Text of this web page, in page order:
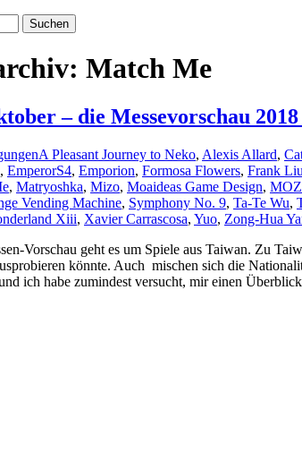
Match Me
– die Messevorschau
A Pleasant Journey to Neko, Alexis Allard,
, EmperorS4, Emporion, Formosa Flowers, Frank Liu
, Matryoshka, Mizo, Moaideas Game Design,
Vending Machine, Symphony No. 9, Ta-Te Wu,
Xiii, Xavier Carrascosa, Yuo, Zong-Hua
Vorschau geht es um Spiele aus Taiwan. Zu
könnte. Auch mischen sich die
ich habe zumindest versucht, mir einen